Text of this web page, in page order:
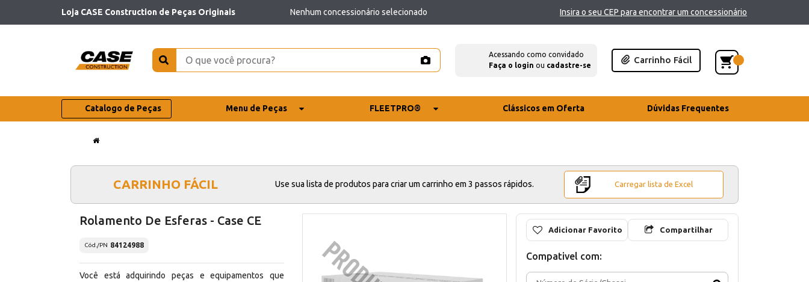
Loja CASE Construction de Peças Originais Nenhum concessionário selecionado Insira o seu CEP para encontrar um concessionário
Acessando como convidado
Faça o login ou cadastre-se
Carrinho Fácil
Catalogo de Peças Menu de Peças FLEETPRO® Clássicos em Oferta Dúvidas Frequentes
CARRINHO FÁCIL Use sua lista de produtos para criar um carrinho em 3 passos rápidos. Carregar lista de Excel
Rolamento De Esferas - Case CE
Cód./PN 84124988
Você está adquirindo peças e equipamentos que
Adicionar Favorito Compartilhar
Compativel com: